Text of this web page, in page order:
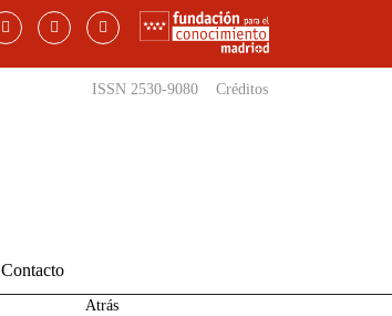
ISSN 2530-9080 Créditos
Contacto
Atrás